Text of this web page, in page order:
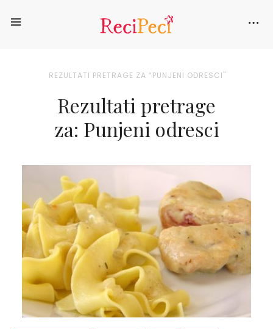
REZULTATI PRETRAGE ZA “PUNJENI ODRESCI"
Rezultati pretrage
za: Punjeni odresci